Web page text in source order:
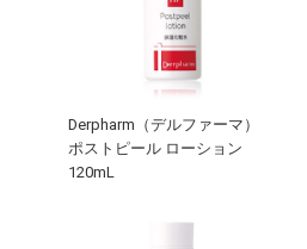
Derpharm（デルファーマ）
ポストピール ローション
120mL